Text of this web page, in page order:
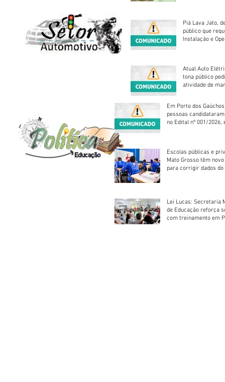
Piá Lava Jato,
público que
Instalação e
Atual Auto
tona público
atividade de
Em Porto dos
pessoas
no Edital nº 001/2026,
Escolas públicas e
Mato Grosso têm
para corrigir dados do
Lei Lucas: Secretaria
de Educação reforça
com treinamento em